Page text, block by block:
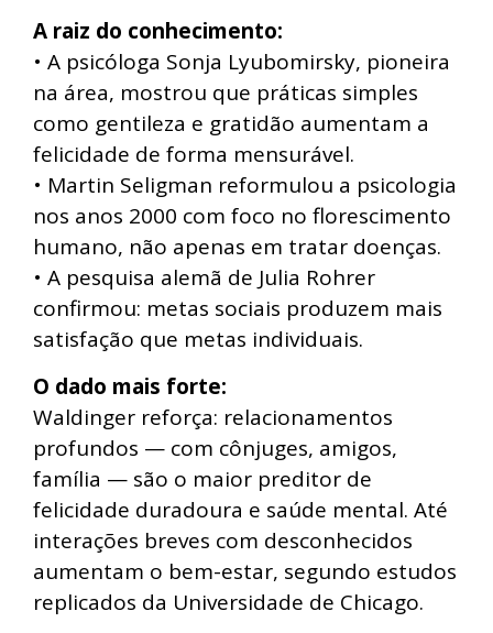
A raiz do conhecimento:
• A psicóloga Sonja Lyubomirsky, pioneira
na área, mostrou que práticas simples
como gentileza e gratidão aumentam a
felicidade de forma mensurável.
• Martin Seligman reformulou a psicologia
nos anos 2000 com foco no florescimento
humano, não apenas em tratar doenças.
• A pesquisa alemã de Julia Rohrer
confirmou: metas sociais produzem mais
satisfação que metas individuais.
O dado mais forte:
Waldinger reforça: relacionamentos
profundos — com cônjuges, amigos,
família — são o maior preditor de
felicidade duradoura e saúde mental. Até
interações breves com desconhecidos
aumentam o bem-estar, segundo estudos
replicados da Universidade de Chicago.